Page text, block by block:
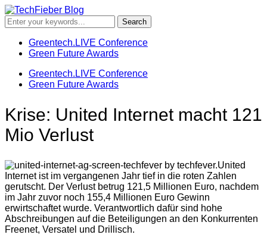
Greentech.LIVE Conference
Green Future Awards
Greentech.LIVE Conference
Green Future Awards
Krise: United Internet macht 121
Mio Verlust
United
Internet ist im vergangenen Jahr tief in die roten Zahlen
gerutscht. Der Verlust betrug 121,5 Millionen Euro, nachdem
im Jahr zuvor noch 155,4 Millionen Euro Gewinn
erwirtschaftet wurde. Verantwortlich dafür sind hohe
Abschreibungen auf die Beteiligungen an den Konkurrenten
Freenet, Versatel und Drillisch.